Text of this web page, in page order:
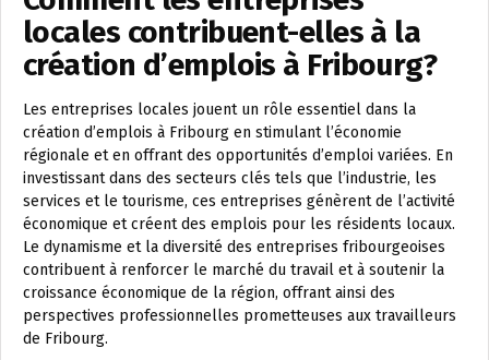
locales contribuent-elles à la
création d’emplois à Fribourg?
Les entreprises locales jouent un rôle essentiel dans la
création d’emplois à Fribourg en stimulant l’économie
régionale et en offrant des opportunités d’emploi variées. En
investissant dans des secteurs clés tels que l’industrie, les
services et le tourisme, ces entreprises génèrent de l’activité
économique et créent des emplois pour les résidents locaux.
Le dynamisme et la diversité des entreprises fribourgeoises
contribuent à renforcer le marché du travail et à soutenir la
croissance économique de la région, offrant ainsi des
perspectives professionnelles prometteuses aux travailleurs
de Fribourg.